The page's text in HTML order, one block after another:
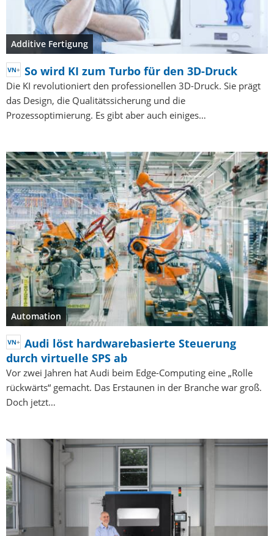
Additive Fertigung
So wird KI zum Turbo für den 3D-Druck
Die KI revolutioniert den professionellen 3D-Druck. Sie prägt
das Design, die Qualitätssicherung und die
Prozessoptimierung. Es gibt aber auch einiges…
Automation
Audi löst hardwarebasierte Steuerung
durch virtuelle SPS ab
Vor zwei Jahren hat Audi beim Edge-Computing eine „Rolle
rückwärts“ gemacht. Das Erstaunen in der Branche war groß.
Doch jetzt…